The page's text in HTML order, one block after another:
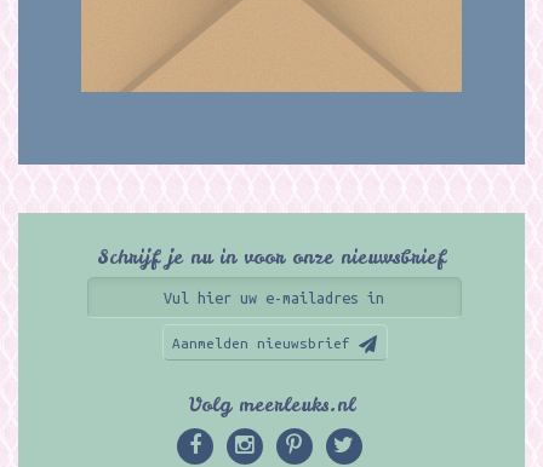
Schrijf je nu in voor onze nieuwsbrief
Aanmelden nieuwsbrief
Volg meerleuks.nl